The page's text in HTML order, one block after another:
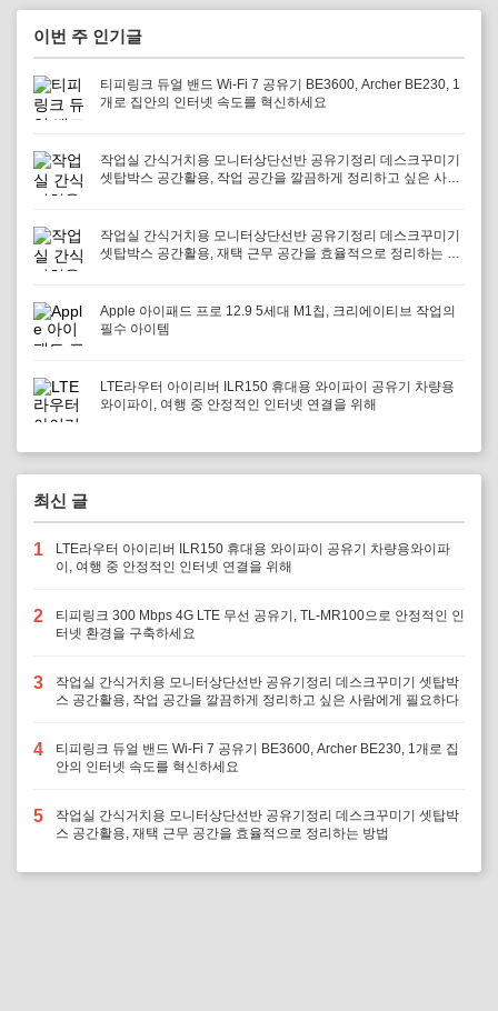
이번 주 인기글
티피링크 듀얼 밴드 Wi-Fi 7 공유기 BE3600, Archer BE230, 1
개로 집안의 인터넷 속도를 혁신하세요
작업실 간식거치용 모니터상단선반 공유기정리 데스크꾸미기
셋탑박스 공간활용, 작업 공간을 깔끔하게 정리하고 싶은 사람
작업실 간식거치용 모니터상단선반 공유기정리 데스크꾸미기
셋탑박스 공간활용, 재택 근무 공간을 효율적으로 정리하는 방
Apple 아이패드 프로 12.9 5세대 M1칩, 크리에이티브 작업의
필수 아이템
LTE라우터 아이리버 ILR150 휴대용 와이파이 공유기 차량용
와이파이, 여행 중 안정적인 인터넷 연결을 위해
최신 글
1
LTE라우터 아이리버 ILR150 휴대용 와이파이 공유기 차량용와이파
이, 여행 중 안정적인 인터넷 연결을 위해
2
티피링크 300 Mbps 4G LTE 무선 공유기, TL-MR100으로 안정적인 인
터넷 환경을 구축하세요
3
작업실 간식거치용 모니터상단선반 공유기정리 데스크꾸미기 셋탑박
스 공간활용, 작업 공간을 깔끔하게 정리하고 싶은 사람에게 필요하다
4
티피링크 듀얼 밴드 Wi-Fi 7 공유기 BE3600, Archer BE230, 1개로 집
안의 인터넷 속도를 혁신하세요
5
작업실 간식거치용 모니터상단선반 공유기정리 데스크꾸미기 셋탑박
스 공간활용, 재택 근무 공간을 효율적으로 정리하는 방법